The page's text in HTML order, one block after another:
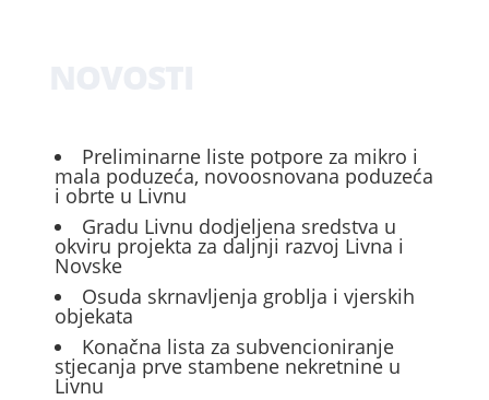
Preliminarne liste potpore za mikro i
mala poduzeća, novoosnovana poduzeća
i obrte u Livnu
Gradu Livnu dodjeljena sredstva u
okviru projekta za daljnji razvoj Livna i
Novske
Osuda skrnavljenja groblja i vjerskih
objekata
Konačna lista za subvencioniranje
stjecanja prve stambene nekretnine u
Livnu